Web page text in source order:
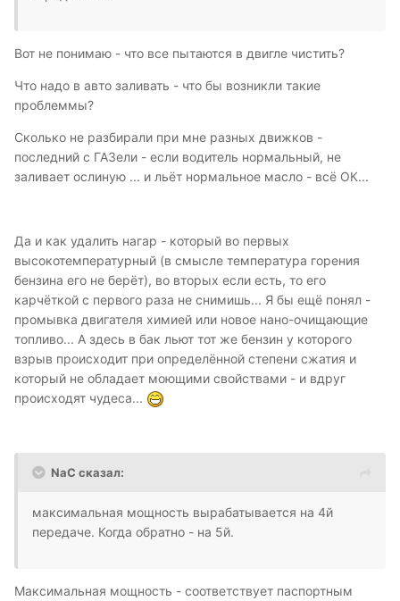
Вот не понимаю - что все пытаются в двигле чистить?
Что надо в авто заливать - что бы возникли такие
проблеммы?
Сколько не разбирали при мне разных движков -
последний с ГАЗели - если водитель нормальный, не
заливает ослиную ... и льёт нормальное масло - всё ОК...
Да и как удалить нагар - который во первых
высокотемпературный (в смысле температура горения
бензина его не берёт), во вторых если есть, то его
карчёткой с первого раза не снимишь... Я бы ещё понял -
промывка двигателя химией или новое нано-очищающие
топливо... А здесь в бак льют тот же бензин у которого
взрыв происходит при определённой степени сжатия и
который не обладает моющими свойствами - и вдруг
происходят чудеса...
NaC сказал:
максимальная мощность вырабатывается на 4й
передаче. Когда обратно - на 5й.
Максимальная мощность - соответствует паспортным